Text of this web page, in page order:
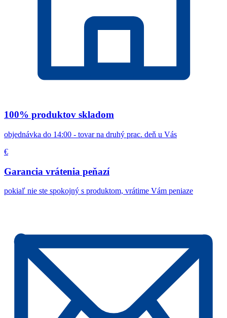
100% produktov skladom
objednávka do 14:00 - tovar na druhý prac. deň u Vás
€
Garancia vrátenia peňazí
pokiaľ nie ste spokojný s produktom, vrátime Vám peniaze